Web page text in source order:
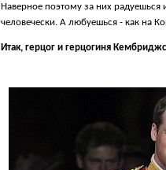
Наверное поэтому за них радуешься
человечески. А любуешься - как на
Итак, герцог и герцогиня